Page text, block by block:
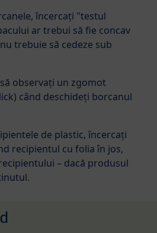
încercați "testul
ar trebui să fie concav
trebuie să cedeze sub
observați un zgomot
când deschideți borcanul
de plastic, încercați
recipientul cu folia în jos,
– dacă produsul